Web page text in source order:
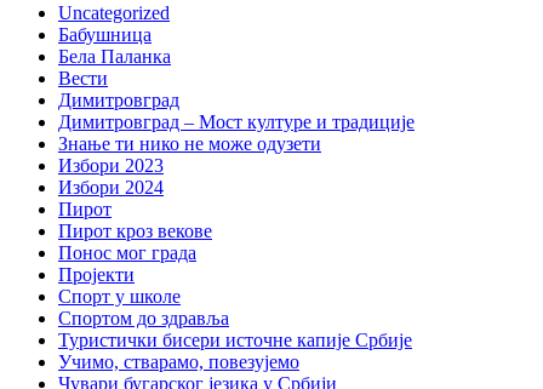
Uncategorized
Бабушница
Бела Паланка
Вести
Димитровград
Димитровград – Мост културе и традиције
Знање ти нико не може одузети
Избори 2023
Избори 2024
Пирот
Пирот кроз векове
Понос мог града
Пројекти
Спорт у школе
Спортом до здравља
Туристички бисери источне капије Србије
Учимо, стварамо, повезујемо
Чувари бугарског језика у Србији